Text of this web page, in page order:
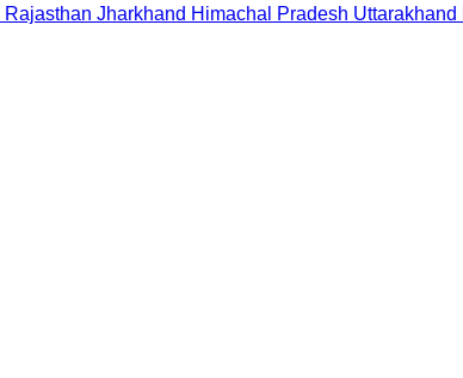
Rajasthan Jharkhand Himachal Pradesh Uttarakhand